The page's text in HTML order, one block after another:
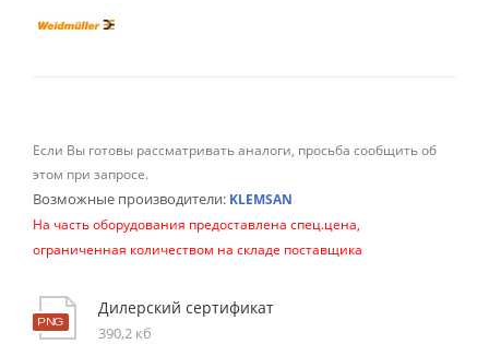
Если Вы готовы рассматривать аналоги, просьба сообщить об
этом при запросе.
Возможные производители: KLEMSAN
На часть оборудования предоставлена спец.цена,
ограниченная количеством на складе поставщика
Дилерский сертификат
390,2 кб